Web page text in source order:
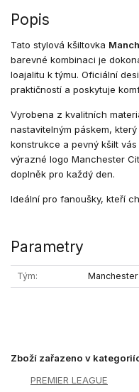
Popis
Tato stylová kšiltovka
barevné kombinaci je
loajalitu k týmu. Oficiální
praktičností a poskytuje
Vyrobena z kvalitních
nastavitelným páskem,
konstrukce a pevný kšilt
výrazné logo Manchester
doplněk pro každý den.
Ideální pro fanoušky, kteří
Parametry
Tým Manchester
Zboží zařazeno v
PREMIER LEAGUE